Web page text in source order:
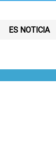
ES NOTICIA